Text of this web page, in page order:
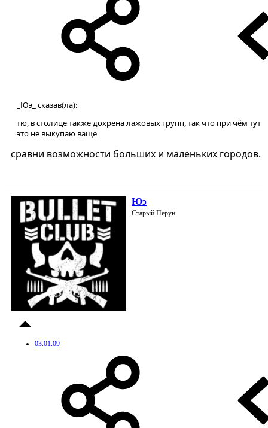
_Юэ_ сказав(ла):
тю, в столице также дохрена лажовых групп, так что при чём тут
это не выкупаю ваще
сравни возможности больших и маленьких городов.
Юэ
Старый Перун
03.01.09